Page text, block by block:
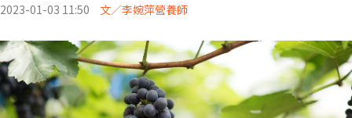
2023-01-03 11:50 文／李婉萍營養師